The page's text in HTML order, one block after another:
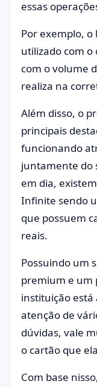
essas
Por exemplo,
utilizado com
com o volume
realiza na
Além disso, o
principais
funcionando
juntamente do
em dia,
Infinite sendo
que possuem
reais.
Possuindo um
premium e um
instituição está
atenção de
dúvidas, vale
o cartão que
Com base